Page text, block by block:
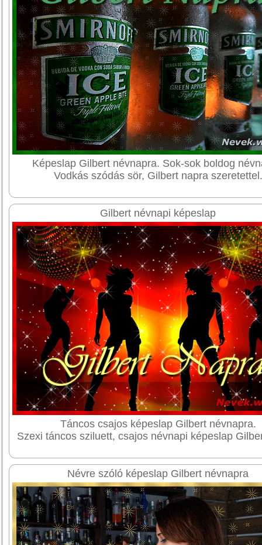
Képeslap Gilbert névnapra. Sok-sok boldog
Vodkás szódás sör, Gilbert napra szeretettel.
Gilbert névnapi képeslap
Táncos csajos képeslap Gilbert névnapra.
Szexi táncos sziluett, csajos névnapi képeslap
Névre szóló képeslap Gilbert névnapra